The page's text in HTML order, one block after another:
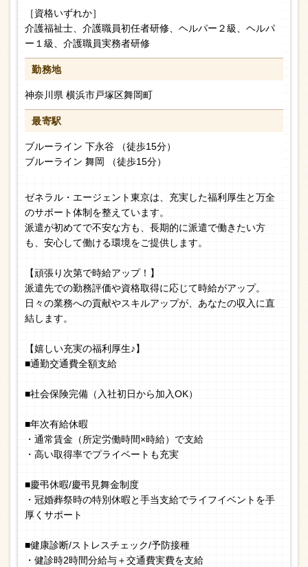
［資格いずれか］
介護福祉士、介護職員初任者研修、ヘルパー２級、ヘルパ
ー１級、介護職員実務者研修
勤務地
神奈川県 横浜市戸塚区舞岡町
最寄駅
ブルーライン 下永谷 （徒歩15分）
ブルーライン 舞岡 （徒歩15分）
ゼネラル・エージェント東京は、充実した福利厚生と万全
のサポート体制を整えています。
派遣が初めてで不安な方も、長期的に派遣で働きたい方
も、安心して働ける環境をご提供します。
【頑張り次第で時給アップ！】
派遣先での勤務評価や資格取得に応じて時給がアップ。
日々の業務への貢献やスキルアップが、あなたの収入に直
結します。
【嬉しい充実の福利厚生♪】
■通勤交通費全額支給
■社会保険完備（入社初日から加入OK）
■年次有給休暇
・通常賃金（所定労働時間×時給）で支給
・高い取得率でプライベートも充実
■慶弔休暇/慶弔見舞金制度
・冠婚葬祭時の特別休暇と手当支給でライフイベントを手
厚くサポート
■健康診断/ストレスチェック/予防接種
・健診時2時間分給与＋交通費実費を支給